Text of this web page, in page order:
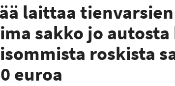
laittaa
sakko jo
roskista
euroa